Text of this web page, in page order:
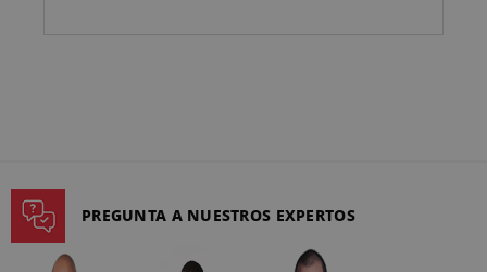
PREGUNTA A NUESTROS EXPERTOS